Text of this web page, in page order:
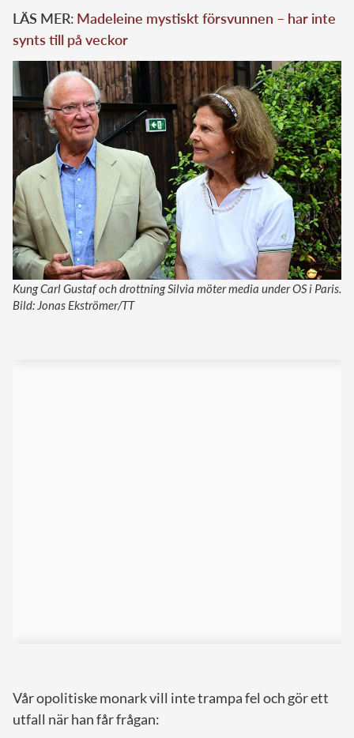
LÄS MER: Madeleine mystiskt försvunnen – har inte
synts till på veckor
Kung Carl Gustaf och drottning Silvia möter media under OS i Paris.
Bild: Jonas Ekströmer/TT
Vår opolitiske monark vill inte trampa fel och gör ett
utfall när han får frågan: